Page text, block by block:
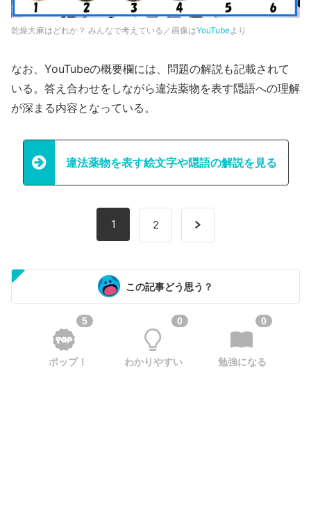
乾燥大麻はどれか？ みんなで考えている／画像はYouTubeより
なお、YouTubeの概要欄には、問題の解説も記載されて
いる。答え合わせをしながら違法薬物を表す隠語への理解
が深まる内容となっている。
違法薬物を表す絵文字や隠語の解説を見る
1 2
この記事どう思う？
5
ポップ！
0
わかりやすい
0
勉強になる